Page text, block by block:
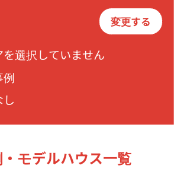
変更する
を選択していません
例
モデルハウス一覧